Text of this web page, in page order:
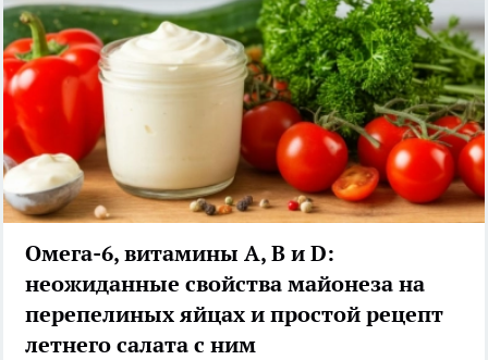
Омега-6, витамины А, В и D:
неожиданные свойства майонеза на
перепелиных яйцах и простой рецепт
летнего салата с ним